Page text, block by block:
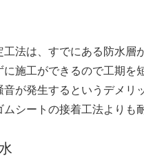
法は、すでにある防水層
施工ができるので工期を
が発生するというデメリ
シートの接着工法よりも